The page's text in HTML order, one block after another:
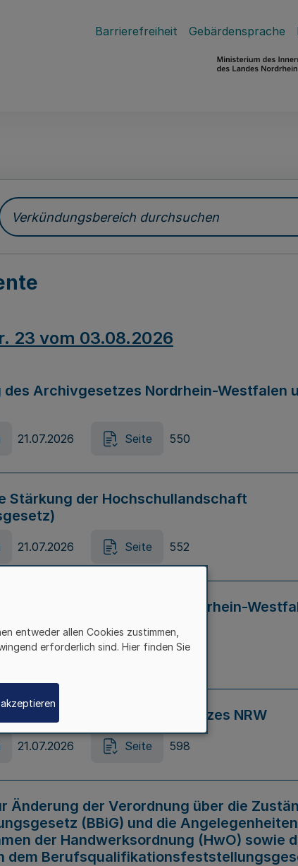
Barrierefreiheit Gebärdensprache
Verkündungsbereich durchsuchen
23 vom 03.08.2026
des Archivgesetzes Nordrhein-Westfalen
21.07.2026 Seite 550
Stärkung der Hochschullandschaft
21.07.2026 Seite 552
von Diskriminierung in Nordrhein-
– LADG NRW)
21.07.2026 Seite 595
des Online-Casinospiel Gesetzes NRW
21.07.2026 Seite 598
Änderung der Verordnung über die
(BBiG) und die
der Handwerksordnung (HwO) sowie
dem
entweder allen Cookies zustimmen,
erforderlich sind. Hier finden Sie